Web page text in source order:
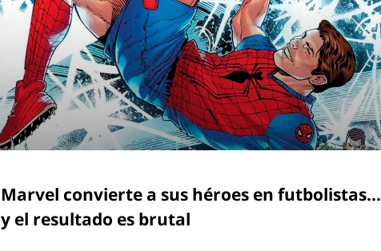
Marvel convierte a sus héroes en futbolistas…
y el resultado es brutal